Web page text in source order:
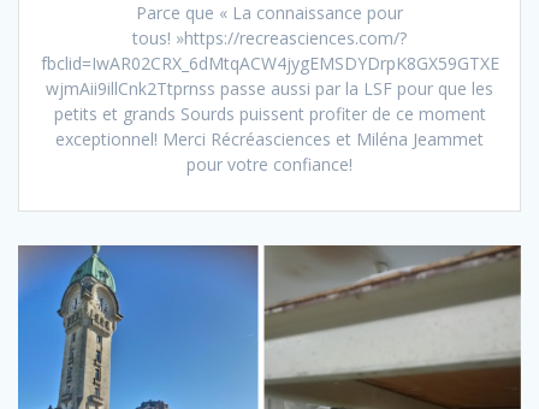
Parce que « La connaissance pour
tous! »https://recreasciences.com/?
fbclid=IwAR02CRX_6dMtqACW4jygEMSDYDrpK8GX59GTXE
wjmAii9illCnk2Ttprnss passe aussi par la LSF pour que les
petits et grands Sourds puissent profiter de ce moment
exceptionnel! Merci Récréasciences et Miléna Jeammet
pour votre confiance!